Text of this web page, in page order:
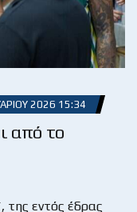
2026 15:34
από το
εντός έδρας